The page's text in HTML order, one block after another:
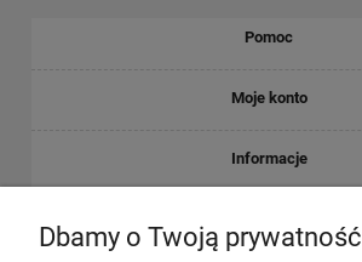
Pomoc
Moje konto
Informacje
Dbamy o Twoją prywatność